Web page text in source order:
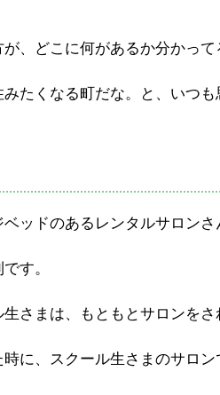
、どこに何があるか分かっ
たくなる町だな。と、いつも
ッドのあるレンタルサロンさ
す。
さまは、もともとサロンをさ
に、スクール生さまのサロン